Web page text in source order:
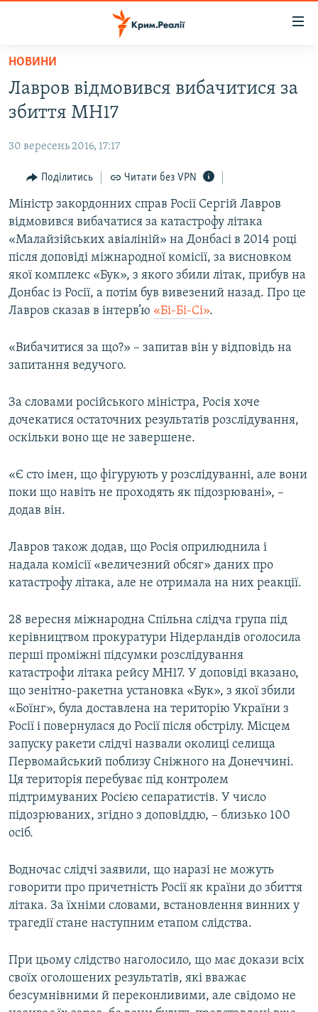
Перейти
основного
матеріалу
до
навігації
Перейти
до
пошуку
ВОДА.КРИМ
ПОЛІТИКА
БЛОГИ
ПОГЛЯД
ІНТЕРВ'Ю
ВСЕ ЗА ДЕНЬ
СПЕЦПРОЕКТИ
ДЕПОРТАЦІЯ
ІНФОГРАФІКА
ЯК ОБІЙТИ БЛОКУВАННЯ
Русский
Qırımtatar
ДОЛУЧАЙСЯ!
Усі сайти RFE/RL
НОВИНИ
Лавров відмовився вибачитися за
збиття MH17
30 вересень 2016, 17:17
Поділитись Читати без VPN
Міністр закордонних справ Росії Сергій Лавров
відмовився вибачатися за катастрофу літака
«Малайзійських авіаліній» на Донбасі в 2014 році
після доповіді міжнародної комісії, за висновком
якої комплекс «Бук», з якого збили літак, прибув на
Донбас із Росії, а потім був вивезений назад. Про це
Лавров сказав в інтерв’ю «Бі-Бі-Сі».
«Вибачитися за що?» – запитав він у відповідь на
запитання ведучого.
За словами російського міністра, Росія хоче
дочекатися остаточних результатів розслідування,
оскільки воно ще не завершене.
«Є сто імен, що фігурують у розслідуванні, але вони
поки що навіть не проходять як підозрювані», –
додав він.
Лавров також додав, що Росія оприлюднила і
надала комісії «величезний обсяг» даних про
катастрофу літака, але не отримала на них реакції.
28 вересня міжнародна Спільна слідча група під
керівництвом прокуратури Нідерландів оголосила
перші проміжні підсумки розслідування
катастрофи літака рейсу MH17. У доповіді вказано,
що зенітно-ракетна установка «Бук», з якої збили
«Боїнг», була доставлена на територію України з
Росії і повернулася до Росії після обстрілу. Місцем
запуску ракети слідчі назвали околиці селища
Первомайський поблизу Сніжного на Донеччині.
Ця територія перебуває під контролем
підтримуваних Росією сепаратистів. У число
підозрюваних, згідно з доповіддю, – близько 100
осіб.
Водночас слідчі заявили, що наразі не можуть
говорити про причетність Росії як країни до збиття
літака. За їхніми словами, встановлення винних у
трагедії стане наступним етапом слідства.
При цьому слідство наголосило, що має докази всіх
своїх оголошених результатів, які вважає
безсумнівними й переконливими, але свідомо не